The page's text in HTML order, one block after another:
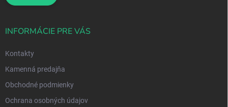
INFORMÁCIE PRE VÁS
Kontakty
Kamenná predajňa
Obchodné podmienky
Ochrana osobných údajov